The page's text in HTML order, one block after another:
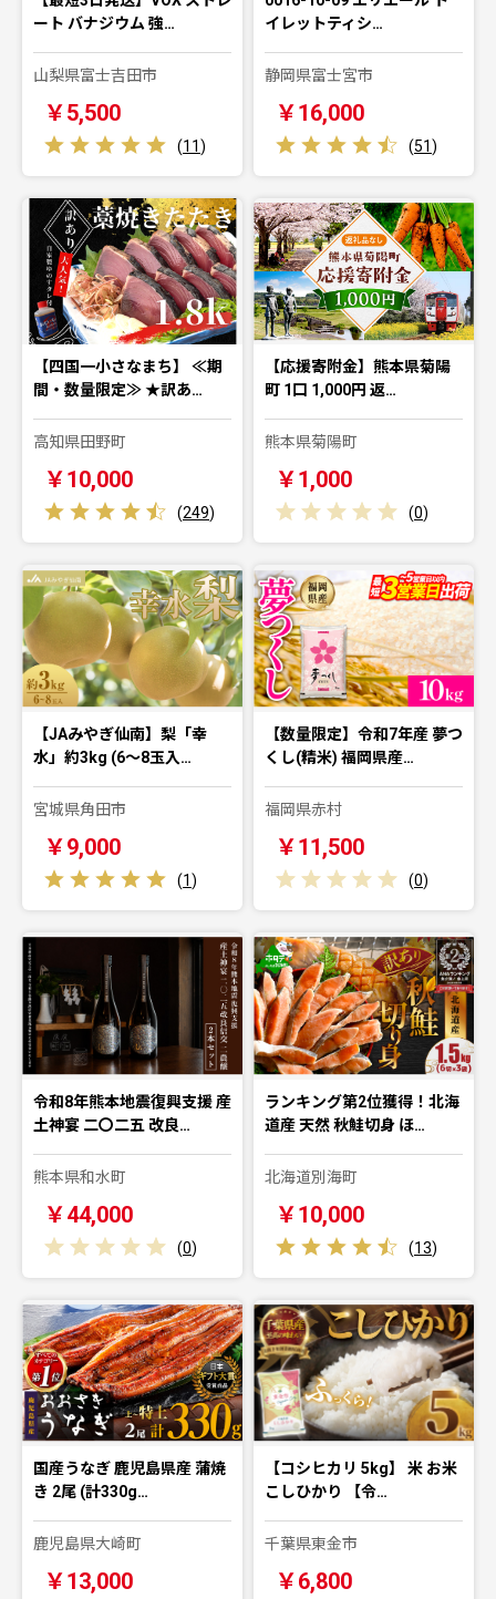
ート バナジウム 強…
山梨県富士吉田市
￥5,500
(11)
イレットティシ…
静岡県富士宮市
￥16,000
(51)
【四国一小さなまち】 ≪期
間・数量限定≫ ★訳あ…
高知県田野町
￥10,000
(249)
【応援寄附金】熊本県菊陽
町 1口 1,000円 返…
熊本県菊陽町
￥1,000
(0)
【JAみやぎ仙南】梨「幸
水」約3kg (6～8玉入…
宮城県角田市
￥9,000
(1)
【数量限定】令和7年産 夢つ
くし(精米) 福岡県産…
福岡県赤村
￥11,500
(0)
令和8年熊本地震復興支援 産
土神宴 二〇二五 改良…
熊本県和水町
￥44,000
(0)
ランキング第2位獲得！北海
道産 天然 秋鮭切身 ほ…
北海道別海町
￥10,000
(13)
国産うなぎ 鹿児島県産 蒲焼
き 2尾 (計330g…
鹿児島県大崎町
￥13,000
【コシヒカリ 5kg】 米 お米
こしひかり 【令…
千葉県東金市
￥6,800